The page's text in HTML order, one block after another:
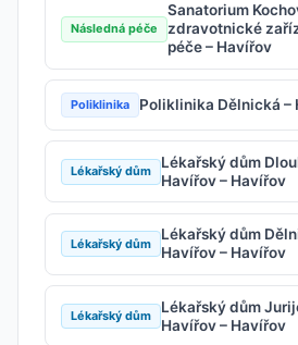
Následná péče
Sanatorium
zdravotnické
péče – Havířov
Poliklinika Poliklinika Dělnická –
Lékařský dům
Lékařský dům
Havířov – Havířov
Lékařský dům
Lékařský dům
Havířov – Havířov
Lékařský dům
Lékařský dům
Havířov – Havířov